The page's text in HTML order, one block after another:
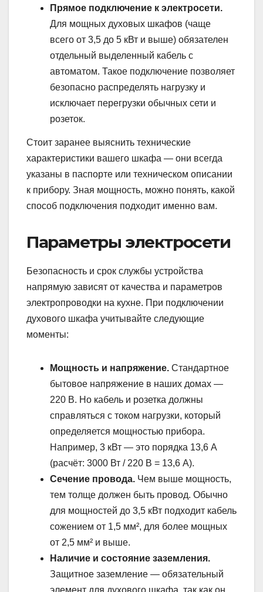
Прямое подключение к электросети.
Для мощных духовых шкафов (чаще
всего от 3,5 до 5 кВт и выше) обязателен
отдельный выделенный кабель с
автоматом. Такое подключение позволяет
безопасно распределять нагрузку и
исключает перегрузки обычных сети и
розеток.
Стоит заранее выяснить технические
характеристики вашего шкафа — они всегда
указаны в паспорте или техническом описании
к прибору. Зная мощность, можно понять, какой
способ подключения подходит именно вам.
Параметры электросети
Безопасность и срок службы устройства
напрямую зависят от качества и параметров
электропроводки на кухне. При подключении
духового шкафа учитывайте следующие
моменты:
Мощность и напряжение. Стандартное
бытовое напряжение в наших домах —
220 В. Но кабель и розетка должны
справляться с током нагрузки, который
определяется мощностью прибора.
Например, 3 кВт — это порядка 13,6 А
(расчёт: 3000 Вт / 220 В = 13,6 А).
Сечение провода. Чем выше мощность,
тем толще должен быть провод. Обычно
для мощностей до 3,5 кВт подходит кабель
сожением от 1,5 мм², для более мощных
от 2,5 мм² и выше.
Наличие и состояние заземления.
Защитное заземление — обязательный
элемент для духового шкафа, так как он